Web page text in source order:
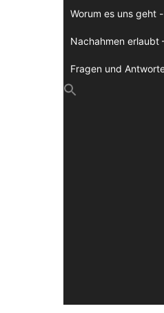
Worum es uns geht
Nachahmen erlaubt
Fragen und